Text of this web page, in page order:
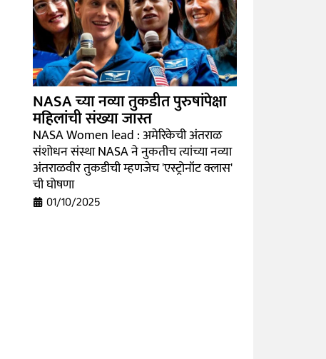
NASA च्या नव्या तुकडीत पुरुषांपेक्षा
महिलांची संख्या जास्त
NASA Women lead : अमेरिकेची अंतराळ
संशोधन संस्था NASA ने नुकतीच त्यांच्या नव्या
अंतराळवीर तुकडीची म्हणजेच 'एस्ट्रोनॉट क्लास'
ची घोषणा
01/10/2025